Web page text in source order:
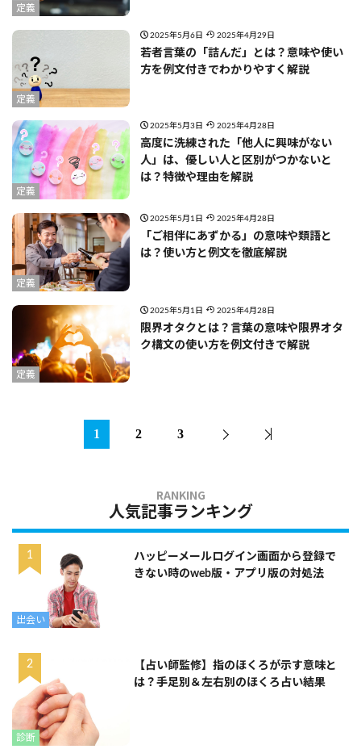
定義
定義
2025年5月6日 2025年4月29日
若者言葉の「詰んだ」とは？意味や使い
方を例文付きでわかりやすく解説
定義
2025年5月3日 2025年4月28日
高度に洗練された「他人に興味がない
人」は、優しい人と区別がつかないと
は？特徴や理由を解説
定義
2025年5月1日 2025年4月28日
「ご相伴にあずかる」の意味や類語と
は？使い方と例文を徹底解説
定義
2025年5月1日 2025年4月28日
限界オタクとは？言葉の意味や限界オタ
ク構文の使い方を例文付きで解説
1 2 3
人気記事ランキング
出会い
ハッピーメールログイン画面から登録で
きない時のweb版・アプリ版の対処法
診断
【占い師監修】指のほくろが示す意味と
は？手足別＆左右別のほくろ占い結果